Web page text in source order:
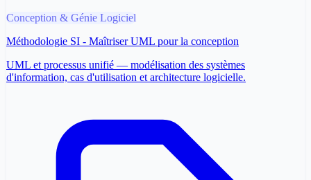
Conception & Génie Logiciel
Méthodologie SI - Maîtriser UML pour la conception
UML et processus unifié — modélisation des systèmes
d'information, cas d'utilisation et architecture logicielle.